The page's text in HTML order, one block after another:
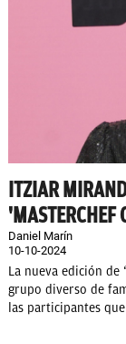
ITZIAR
'MASTERCHEF
Daniel Marín
10-10-2024
La nueva edición de
grupo diverso de
las participantes